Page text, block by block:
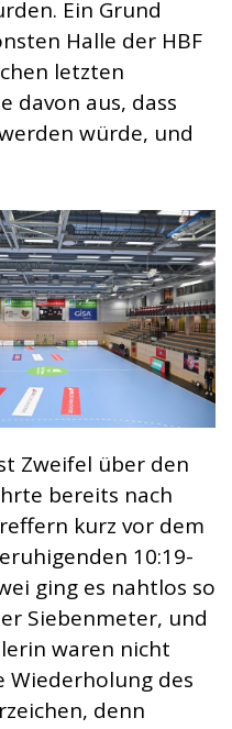
Ein Grund
Halle der HBF
letzten
davon aus, dass
würde, und
Zweifel über den
bereits nach
kurz vor dem
10:19-
ging es nahtlos so
Siebenmeter, und
waren nicht
Wiederholung des
denn